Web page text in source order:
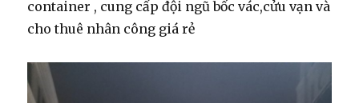
container , cung cấp đội ngũ bốc vác,cửu vạn và
cho thuê nhân công giá rẻ